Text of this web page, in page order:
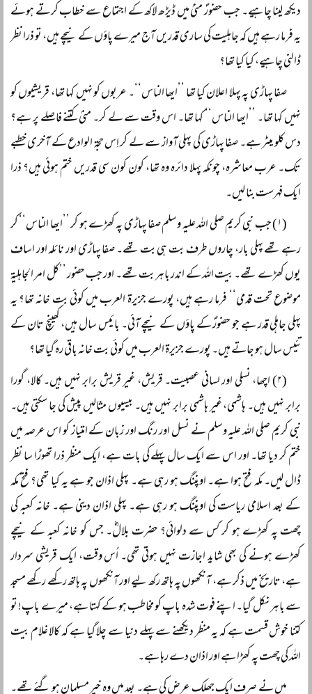
دیکھ لینا چاہیے۔ جب حضورؐ منیٰ میں ڈیڑھ لاکھ کے اجتماع سے خطاب کرتے ہوئے
یہ فرما رہے ہیں کہ جاہلیت کی ساری قدریں آج میرے پاؤں کے نیچے ہیں، تو ذرا نظر
ڈالنی چاہیے، کیا کیا تھا؟
صفا پہاڑی پہ پہلا اعلان کیا تھا ’’ایھا الناس‘‘۔ عربوں کو نہیں کہا تھا، قریشیوں کو
نہیں کہا تھا۔ ’’ایھا الناس‘‘ کہا تھا۔ اس وقت سے لے کر۔ منیٰ کتنے فاصلے پر ہے؟
دس کلو میٹر ہے۔ صفا پہاڑی کی پہلی آواز سے لے کر اِس حجۃ الوادع کے آخری خطبے
تک۔ عرب معاشرہ، چونکہ پہلا دائرہ وہ تھا، کون کون سی قدریں ختم ہوئی ہیں؟ ذرا
ایک فہرست بنا لیں۔
(۱) جب نبی کریم صلی اللہ علیہ وسلم صفا پہاڑی پہ کھڑے ہو کر ’’ایھا الناس‘‘ کر
رہے تھے پہلی بار، چاروں طرف بت ہی بت تھے۔ صفا پہاڑی اور نائلہ اور اساف
یوں کھڑے تھے۔ بیت اللہ کے اندر باہر بت تھے۔ اور جب حضور ’’کل امر الجاہلیۃ
موضوع تحت قدمی‘‘ فرما رہے ہیں، پورے جزیرۃ العرب میں کوئی بت خانہ تھا؟ یہ
پہلی جاہلی قدر ہے جو حضورؐ کے پاؤں کے نیچے آئی۔ بائیس سال ہیں، کھینچ تان کے
تئیس سال ہو جاتے ہیں۔ پورے جزیرۃ العرب میں کوئی بت خانہ باقی رہ گیا تھا؟
(۲) اچھا، نسلی اور لسانی عصبیت۔ قریش، غیر قریش برابر نہیں ہیں۔ کالا، گورا
برابر نہیں ہیں۔ ہاشمی، غیر ہاشمی برابر نہیں ہیں۔ بیسیوں مثالیں پیش کی جا سکتی ہیں۔
نبی کریم صلی اللہ علیہ وسلم نے نسل اور رنگ اور زبان کے امتیاز کو اس عرصہ میں
ختم کر دیا تھا۔ اور اس سے ایک سال پہلے کی بات ہے، ایک منظر ذرا تھوڑا سا نظر
ڈال لیں۔ مکہ فتح ہوا ہے۔ اوپننگ ہو رہی ہے۔ پہلی اذان جو ہے یہ کیا تھی؟ فتح مکہ
کے بعد اسلامی ریاست کی اوپننگ ہو رہی ہے۔ پہلی اذان دینی ہے۔ خانہ کعبہ کی
چھت پہ کھڑے ہو کر کس سے دلوائی؟ حضرت بلالؓ۔ جس کو خانہ کعبہ کے نیچے
کھڑے ہونے کی بھی شاید اجازت نہیں ہوتی تھی۔ اُس وقت، ایک قریشی سردار
ہے، تاریخ میں ذکر ہے، آنکھوں پہ ہاتھ رکھ لیے اور آنکھوں پہ ہاتھ رکھے رکھے مسجد
سے باہر نکل گیا۔ اپنے فوت شدہ باپ کو مخاطب ہو کے کہتا ہے، میرے باپ! تو
کتنا خوش قسمت ہے کہ یہ منظر دیکھنے سے پہلے دنیا سے چلا گیا ہے کہ کالا غلام بیت
اللہ کی چھت پہ کھڑا ہے اور اذان دے رہا ہے۔
میں نے صرف ایک جھلک عرض کی ہے۔ بعد میں وہ خیر مسلمان ہو گئے تھے۔